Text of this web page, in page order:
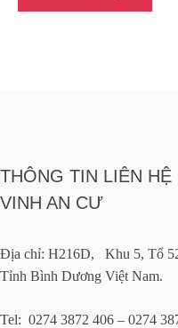
THÔNG TIN LIÊN
VINH AN CƯ
Địa chỉ: H216D, Khu 5, Tổ
Tỉnh Bình Dương Việt Nam.
Tel: 0274 3872 406 –